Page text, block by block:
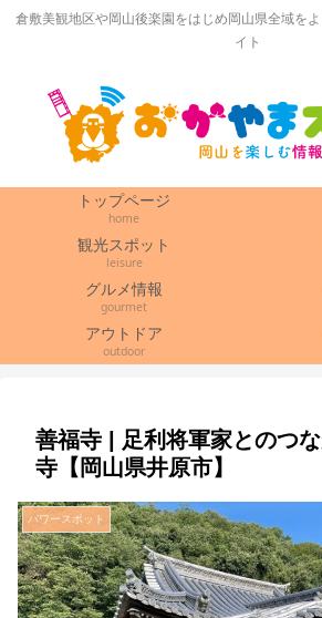
倉敷美観地区や岡山後楽園をはじめ岡山県全域を
イト
トップページ
home
観光スポット
leisure
グルメ情報
gourmet
アウトドア
outdoor
善福寺 | 足利将軍家とのつ
寺【岡山県井原市】
パワースポット